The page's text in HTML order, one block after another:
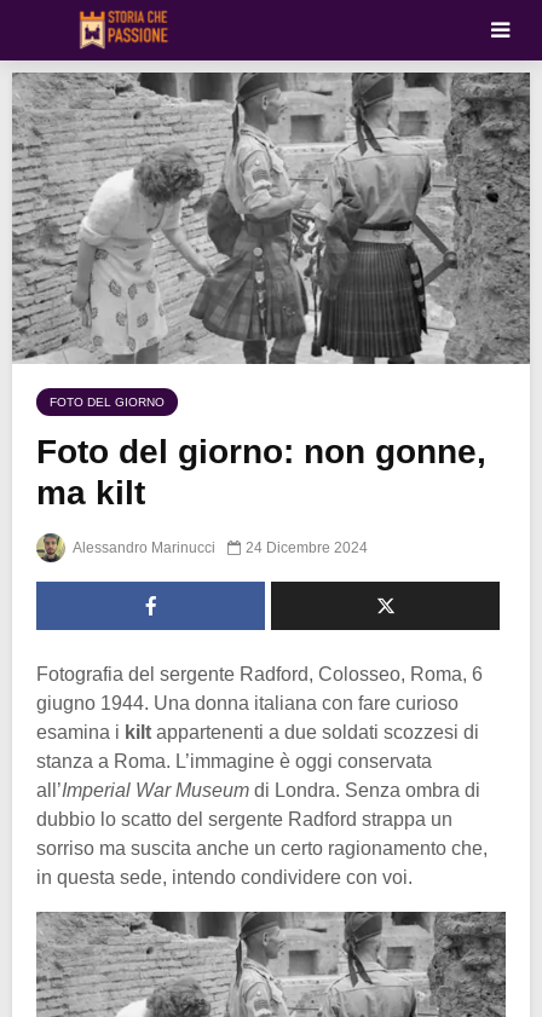
FOTO DEL GIORNO
Foto del giorno: non gonne,
ma kilt
Alessandro Marinucci 24 Dicembre 2024
Fotografia del sergente Radford, Colosseo, Roma, 6
giugno 1944. Una donna italiana con fare curioso
esamina i kilt appartenenti a due soldati scozzesi di
stanza a Roma. L’immagine è oggi conservata
all’Imperial War Museum di Londra. Senza ombra di
dubbio lo scatto del sergente Radford strappa un
sorriso ma suscita anche un certo ragionamento che,
in questa sede, intendo condividere con voi.